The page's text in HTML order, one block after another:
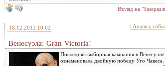
Взгляд на
18.12.2012 10:02 Анализ,
Венесуэла: Gran Victoria!
Последняя выборная кампания в Венесуэле
ознаменовала двойную победу Уго